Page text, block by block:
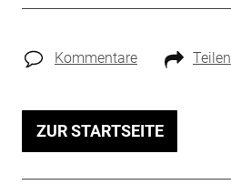
Kommentare Teilen
ZUR STARTSEITE